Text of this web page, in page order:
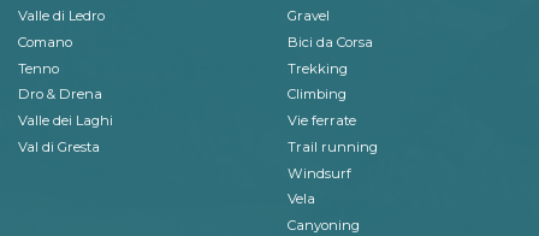
Valle di Ledro
Comano
Tenno
Dro & Drena
Valle dei Laghi
Val di Gresta
Gravel
Bici da Corsa
Trekking
Climbing
Vie ferrate
Trail running
Windsurf
Vela
Canyoning